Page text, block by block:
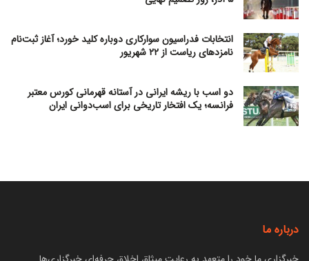
انتخابات فدراسیون سوارکاری دوباره کلید خورد؛ آغاز ثبت‌نام
نامزدهای ریاست از ۲۲ شهریور
دو اسب با ریشه ایرانی در آستانه قهرمانی کورس معتبر
فرانسه؛ یک افتخار تاریخی برای اسب‌دوانی ایران
درباره ما